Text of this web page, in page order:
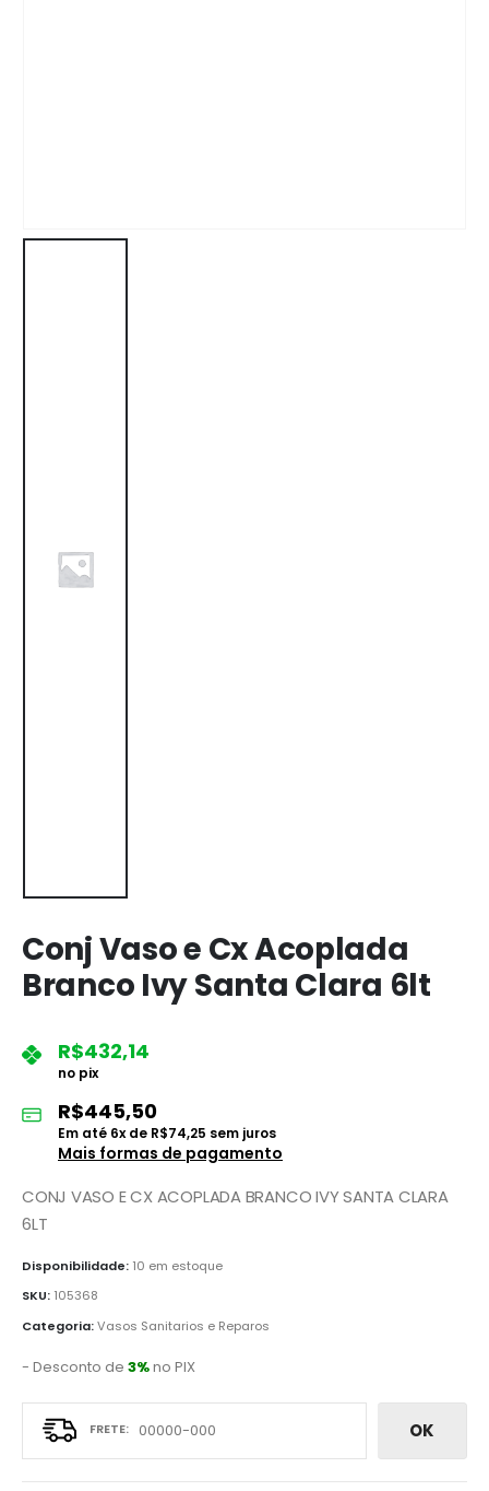
Conj Vaso e Cx Acoplada
Branco Ivy Santa Clara 6lt
R$432,14
no pix
R$445,50
Em até 6x de R$74,25 sem juros
Mais formas de pagamento
CONJ VASO E CX ACOPLADA BRANCO IVY SANTA CLARA
6LT
Disponibilidade: 10 em estoque
SKU: 105368
Categoria:Vasos Sanitarios e Reparos
- Desconto de 3%no PIX
OK